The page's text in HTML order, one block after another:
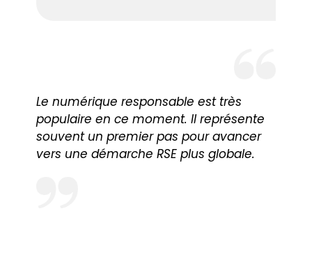
Le numérique responsable est très
populaire en ce moment. Il représente
souvent un premier pas pour avancer
vers une démarche RSE plus globale.